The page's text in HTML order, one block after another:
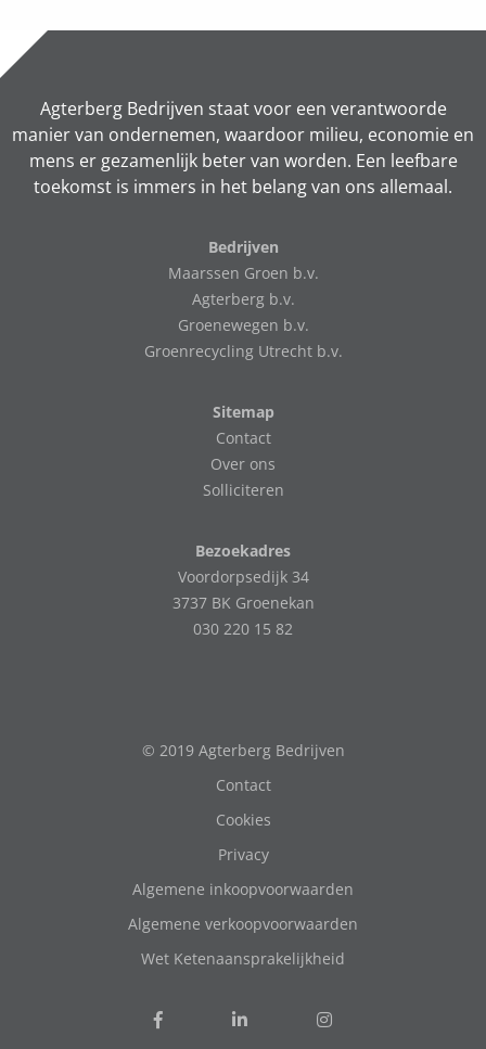
Agterberg Bedrijven staat voor een verantwoorde
manier van ondernemen, waardoor milieu, economie en
mens er gezamenlijk beter van worden. Een leefbare
toekomst is immers in het belang van ons allemaal.
Bedrijven
Maarssen Groen b.v.
Agterberg b.v.
Groenewegen b.v.
Groenrecycling Utrecht b.v.
Sitemap
Contact
Over ons
Solliciteren
Bezoekadres
Voordorpsedijk 34
3737 BK Groenekan
030 220 15 82
© 2019 Agterberg Bedrijven
Contact
Cookies
Privacy
Algemene inkoopvoorwaarden
Algemene verkoopvoorwaarden
Wet Ketenaansprakelijkheid
Volg
Volg
Follow